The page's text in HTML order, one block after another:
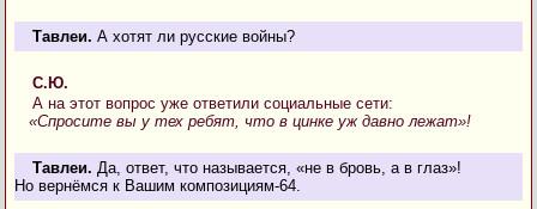
Тавлеи. А хотят ли русские войны?
С.Ю.
А на этот вопрос уже ответили социальные сети:
«Спросите вы у тех ребят, что в цинке уж давно лежат»!
Тавлеи. Да, ответ, что называется, «не в бровь, а в глаз»!
Но вернёмся к Вашим композициям-64.